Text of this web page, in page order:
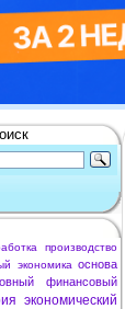
производство
экономика основа
финансовый
экономический